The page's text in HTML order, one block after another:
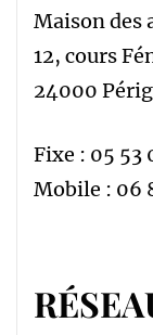
Maison des
12, cours
24000
Fixe : 05 53
Mobile : 06